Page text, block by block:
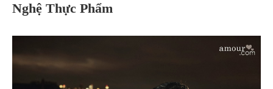
Nghệ Thực Phẩm